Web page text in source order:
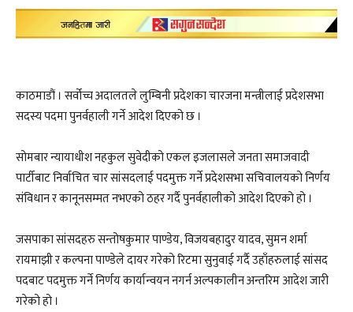
काठमाडौं । सर्वोच्च अदालतले लुम्बिनी प्रदेशका चारजना मन्त्रीलाई प्रदेशसभा
सदस्य पदमा पुनर्वहाली गर्ने आदेश दिएको छ ।
सोमबार न्यायाधीश नहकुल सुवेदीको एकल इजलासले जनता समाजवादी
पार्टीबाट निर्वाचित चार सांसदलाई पदमुक्त गर्ने प्रदेशसभा सचिवालयको निर्णय
संविधान र कानूनसम्मत नभएको ठहर गर्दै पुनर्वहालीको आदेश दिएको हो ।
जसपाका सांसदहरु सन्तोषकुमार पाण्डेय, विजयबहादुर यादव, सुमन शर्मा
रायमाझी र कल्पना पाण्डेले दायर गरेको रिटमा सुनुवाई गर्दै उहाँहरुलाई सांसद
पदबाट पदमुक्त गर्ने निर्णय कार्यान्वयन नगर्न अल्पकालीन अन्तरिम आदेश जारी
गरेको हो ।